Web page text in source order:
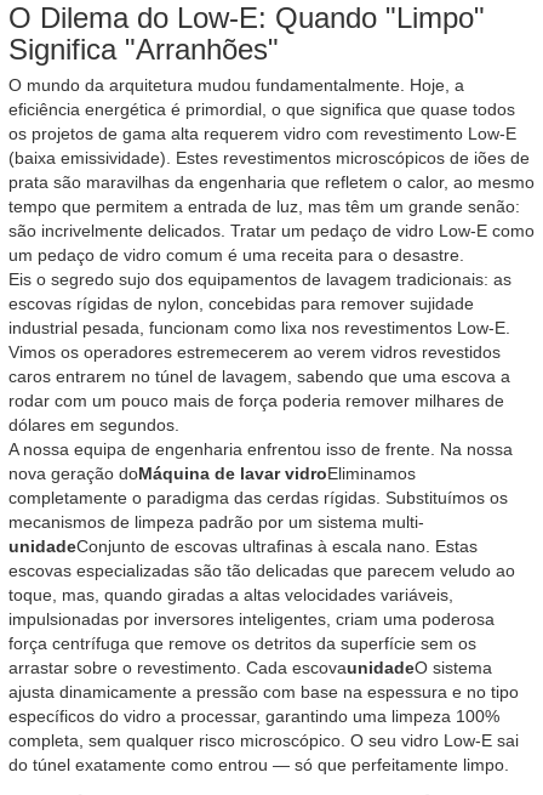
O Dilema do Low-E: Quando "Limpo"
Significa "Arranhões"
O mundo da arquitetura mudou fundamentalmente. Hoje, a
eficiência energética é primordial, o que significa que quase todos
os projetos de gama alta requerem vidro com revestimento Low-E
(baixa emissividade). Estes revestimentos microscópicos de iões de
prata são maravilhas da engenharia que refletem o calor, ao mesmo
tempo que permitem a entrada de luz, mas têm um grande senão:
são incrivelmente delicados. Tratar um pedaço de vidro Low-E como
um pedaço de vidro comum é uma receita para o desastre.
Eis o segredo sujo dos equipamentos de lavagem tradicionais: as
escovas rígidas de nylon, concebidas para remover sujidade
industrial pesada, funcionam como lixa nos revestimentos Low-E.
Vimos os operadores estremecerem ao verem vidros revestidos
caros entrarem no túnel de lavagem, sabendo que uma escova a
rodar com um pouco mais de força poderia remover milhares de
dólares em segundos.
A nossa equipa de engenharia enfrentou isso de frente. Na nossa
nova geração doMáquina de lavar vidroEliminamos
completamente o paradigma das cerdas rígidas. Substituímos os
mecanismos de limpeza padrão por um sistema multi-
unidadeConjunto de escovas ultrafinas à escala nano. Estas
escovas especializadas são tão delicadas que parecem veludo ao
toque, mas, quando giradas a altas velocidades variáveis,
impulsionadas por inversores inteligentes, criam uma poderosa
força centrífuga que remove os detritos da superfície sem os
arrastar sobre o revestimento. Cada escovaunidadeO sistema
ajusta dinamicamente a pressão com base na espessura e no tipo
específicos do vidro a processar, garantindo uma limpeza 100%
completa, sem qualquer risco microscópico. O seu vidro Low-E sai
do túnel exatamente como entrou — só que perfeitamente limpo.